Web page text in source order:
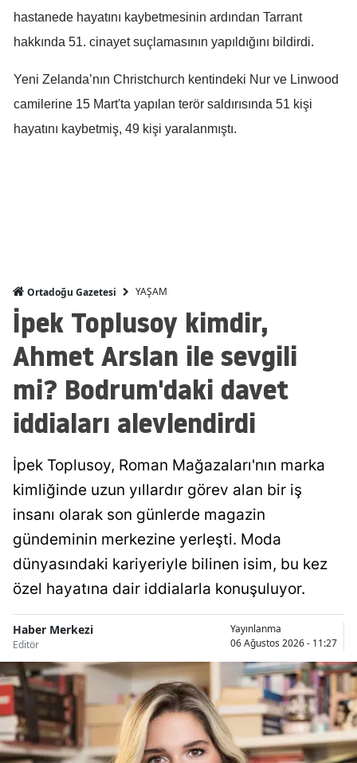
Kütahya
Malatya
Manisa
Kahramanmaraş
Ordu
Rize
Sakarya
Samsun
Siirt
Sinop
Tekirdağ
Tokat
Tunceli
Şanlıurfa
Van
hastanede hayatını kaybetmesinin ardından Tarrant
hakkında 51. cinayet suçlamasının yapıldığını bildirdi.
Yeni Zelanda’nın Christchurch kentindeki Nur ve Linwood
camilerine 15 Mart'ta yapılan terör saldırısında 51 kişi
hayatını kaybetmiş, 49 kişi yaralanmıştı.
Ortadoğu Gazetesi YAŞAM
İpek Toplusoy kimdir,
Ahmet Arslan ile sevgili
mi? Bodrum'daki davet
iddiaları alevlendirdi
İpek Toplusoy, Roman Mağazaları'nın marka
kimliğinde uzun yıllardır görev alan bir iş
insanı olarak son günlerde magazin
gündeminin merkezine yerleşti. Moda
dünyasındaki kariyeriyle bilinen isim, bu kez
özel hayatına dair iddialarla konuşuluyor.
Haber Merkezi
Editör
Yayınlanma
06 Ağustos 2026 - 11:27